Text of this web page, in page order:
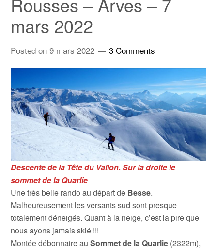
mars 2022
Posted on9 mars 2022 3 Comments
Descente de la Tête du Vallon. Sur la droite le
sommet de la Quarlie
Une très belle rando au départ de Besse.
Malheureusement les versants sud sont presque
totalement déneigés. Quant à la neige, c’est la pire que
nous ayons jamais skié !!!
Montée débonnaire auSommet de la Quarlie (2322m),